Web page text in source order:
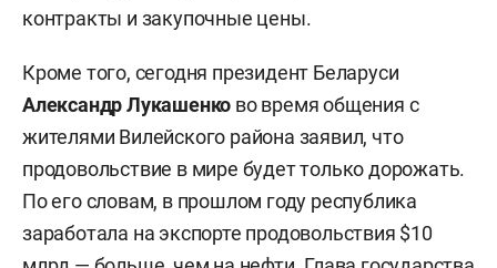
контракты и закупочные цены.
Кроме того, сегодня президент Беларуси
Александр Лукашенко во время общения с
жителями Вилейского района заявил, что
продовольствие в мире будет только дорожать.
По его словам, в прошлом году республика
заработала на экспорте продовольствия $10